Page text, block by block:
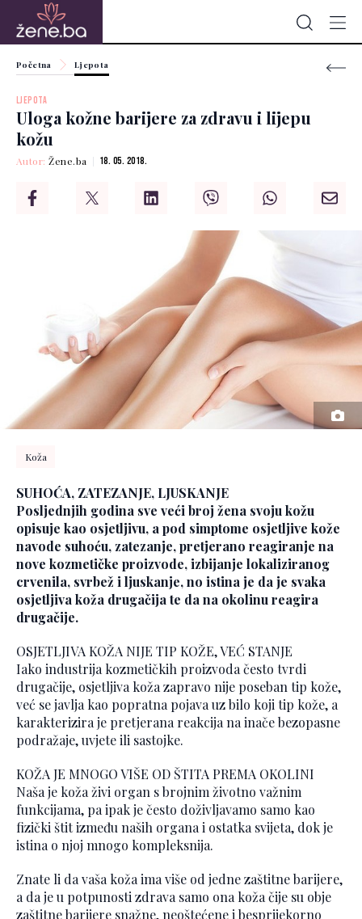
Početna Ljepota
LJEPOTA
Uloga kožne barijere za zdravu i lijepu
kožu
Autor:Žene.ba 18. 05. 2018.
Koža
SUHOĆA, ZATEZANJE, LJUSKANJE
Posljednjih godina sve veći broj žena svoju kožu
opisuje kao osjetljivu, a pod simptome osjetljive kože
navode suhoću, zatezanje, pretjerano reagiranje na
nove kozmetičke proizvode, izbijanje lokaliziranog
crvenila, svrbež i ljuskanje, no istina je da je svaka
osjetljiva koža drugačija te da na okolinu reagira
drugačije.
OSJETLJIVA KOŽA NIJE TIP KOŽE, VEĆ STANJE
Iako industrija kozmetičkih proizvoda često tvrdi
drugačije, osjetljiva koža zapravo nije poseban tip kože,
već se javlja kao popratna pojava uz bilo koji tip kože, a
karakterizira je pretjerana reakcija na inače bezopasne
podražaje, uvjete ili sastojke.
KOŽA JE MNOGO VIŠE OD ŠTITA PREMA OKOLINI
Naša je koža živi organ s brojnim životno važnim
funkcijama, pa ipak je često doživljavamo samo kao
fizički štit između naših organa i ostatka svijeta, dok je
istina o njoj mnogo kompleksnija.
Znate li da vaša koža ima više od jedne zaštitne barijere,
a da je u potpunosti zdrava samo ona koža čije su obje
zaštitne barijere snažne, neoštećene i besprijekorno